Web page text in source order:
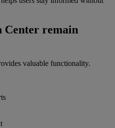
Center remain
valuable functionality.